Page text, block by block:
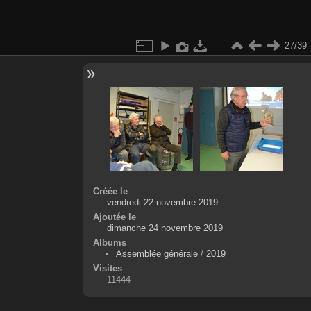
27/39
Créée le
vendredi 22 novembre 2019
Ajoutée le
dimanche 24 novembre 2019
Albums
Assemblée générale/ 2019
Visites
11444